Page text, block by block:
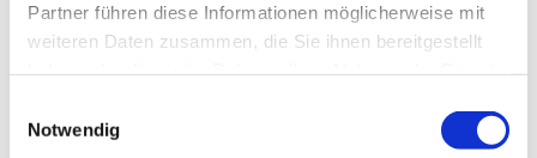
Partner führen diese Informationen möglicherweise mit
weiteren Daten zusammen, die Sie ihnen bereitgestellt
Notwendig